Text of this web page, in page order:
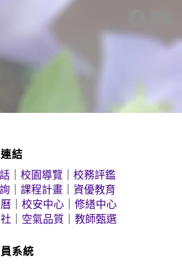
結
｜校園導覽 ｜校務評鑑
｜課程計畫 ｜資優教育
｜校安中心 ｜修繕中心
空氣品質 ｜教師甄選
系統